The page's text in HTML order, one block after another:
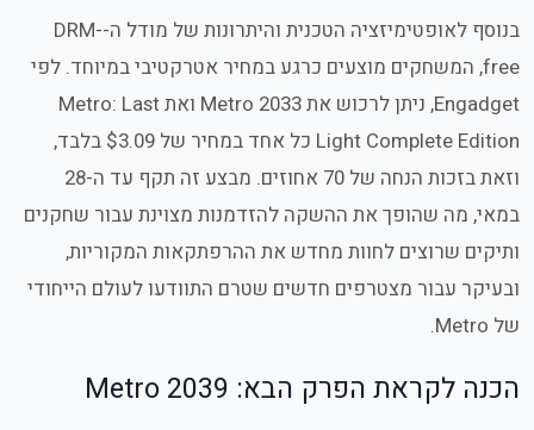
בנוסף לאופטימיזציה הטכנית והיתרונות של מודל ה-DRM-
free, המשחקים מוצעים כרגע במחיר אטרקטיבי במיוחד. לפי
Engadget, ניתן לרכוש אתMetro 2033 ואתMetro: Last
Light Complete Edition כל אחד במחיר של $3.09 בלבד,
וזאת בזכות הנחה של 70 אחוזים. מבצע זה תקף עד ה-28
במאי, מה שהופך את ההשקה להזדמנות מצוינת עבור שחקנים
ותיקים שרוצים לחוות מחדש את ההרפתקאות המקוריות,
ובעיקר עבור מצטרפים חדשים שטרם התוודעו לעולם הייחודי
של Metro
.
הכנה לקראת הפרק הבא: Metro 2039